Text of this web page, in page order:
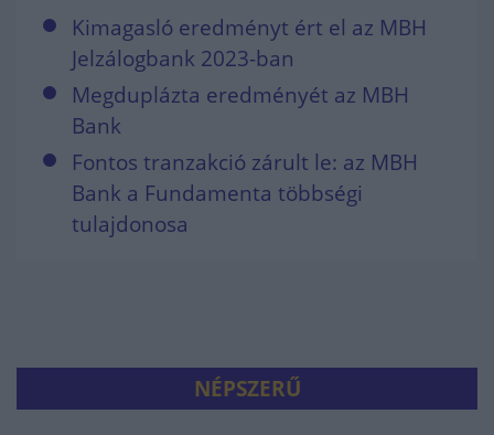
Kimagasló eredményt ért el az MBH
Jelzálogbank 2023-ban
Megduplázta eredményét az MBH
Bank
Fontos tranzakció zárult le: az MBH
Bank a Fundamenta többségi
tulajdonosa
NÉPSZERŰ